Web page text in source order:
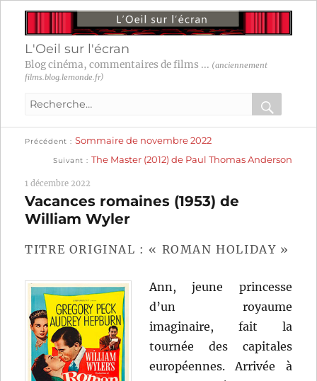
L'Oeil sur l'écran
Blog cinéma, commentaires de films ... (anciennement
films.blog.lemonde.fr)
Recherche
:
OK
Navigation
l’article
Précédent
précédente :
Sommaire de novembre 2022
Suivant
suivante :
The Master (2012) de Paul Thomas Anderson
1 décembre 2022
Vacances romaines (1953) de
William Wyler
TITRE ORIGINAL : « ROMAN HOLIDAY »
Ann, jeune princesse
d’un royaume
imaginaire, fait la
tournée des capitales
européennes. Arrivée à